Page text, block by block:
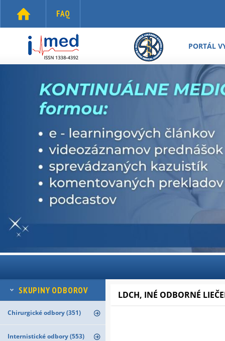
FAQ
PORTÁL
SKUPINY ODBOROV
Chirurgické odbory (351)
Internistické odbory (553)
LDCH, INÉ ODBORNÉ